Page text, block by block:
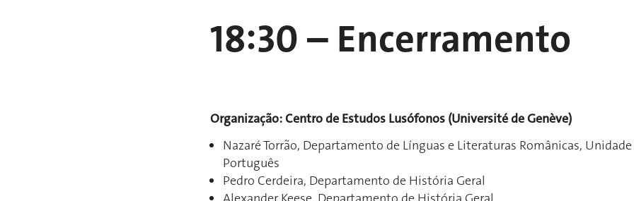
18:30 – Encerramento
Organização: Centro de Estudos Lusófonos (Université de Genève)
Nazaré Torrão, Departamento de Línguas e Literaturas Românicas,
Português
Pedro Cerdeira, Departamento de História Geral